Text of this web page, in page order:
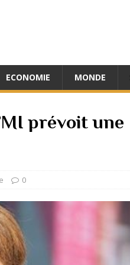
ECONOMIE MONDE
prévoit une
0